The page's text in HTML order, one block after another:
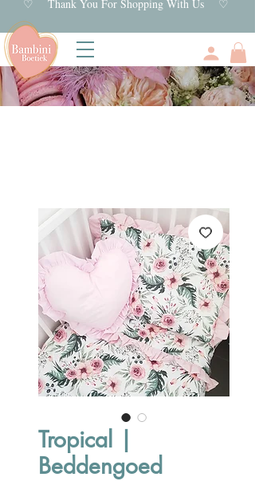
♡ Thank You For Shopping With Us ♡
Tropical |
Beddengoed